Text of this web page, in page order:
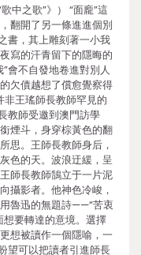
中之歌”》） “面龐”這
翻開了另一條進進個別
書，其上雕刻著一小我
寫的汗青留下的隱晦的
會不自發地卷進對別人
欠債越想了償愈覺察得
王瑤師長教師罕見的
教師受邀到澳門訪學
煙斗，身穿棕黃色的翻
思。王師長教師身后，
色的天。波浪迂緩，呈
師長教師鵠立于一片泥
攝影者。他神色冷峻，
魯迅的無題詩——“苦衷
要轉達的意境。選擇
想被讀作一個隱喻，一
望可以把讀者引進師長